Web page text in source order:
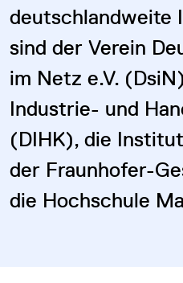
deutschlandweite
sind der Verein
im Netz e.V.
Industrie- und
(DIHK), die
der Fraunhofer-
die Hochschule